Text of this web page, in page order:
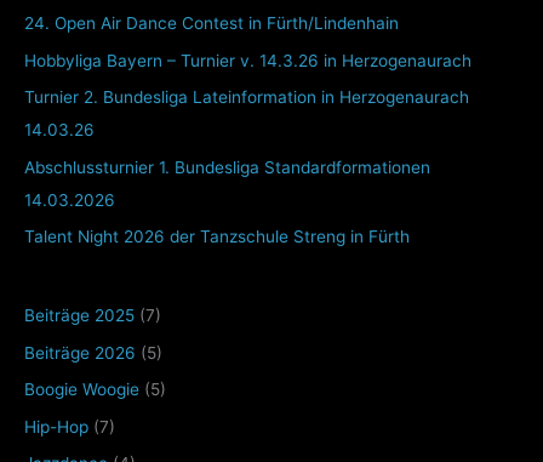
24. Open Air Dance Contest in Fürth/Lindenhain
Hobbyliga Bayern – Turnier v. 14.3.26 in Herzogenaurach
Turnier 2. Bundesliga Lateinformation in Herzogenaurach
14.03.26
Abschlussturnier 1. Bundesliga Standardformationen
14.03.2026
Talent Night 2026 der Tanzschule Streng in Fürth
Beiträge 2025 (7)
Beiträge 2026 (5)
Boogie Woogie (5)
Hip-Hop (7)